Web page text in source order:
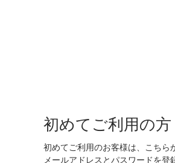
初めてご利用の
初めてご利用のお客様は、こちら
メールアドレスとパスワードを登